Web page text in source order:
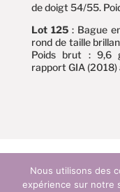
de doigt 54/55.
Lot 125: Bague
rond de taille
Poids brut : 9,6
rapport GIA
Nous utilisons des
expérience sur notre